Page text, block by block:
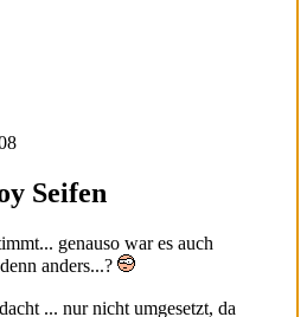
Seifen
genauso war es auch
anders...?
... nur nicht umgesetzt, da